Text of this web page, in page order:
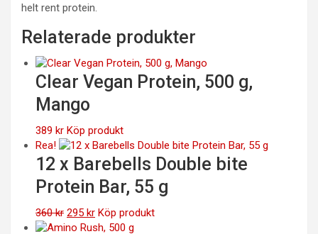
helt rent protein.
Relaterade produkter
Clear Vegan Protein, 500 g,
Mango
389 kr Köp produkt
Rea!
12 x Barebells Double bite
Protein Bar, 55 g
360kr Det
ursprungliga
295 krDet
nuvarande
Köp produkt